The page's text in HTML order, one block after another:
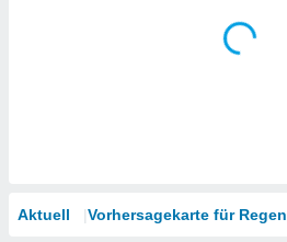
Aktuell Vorhersagekarte für Regen